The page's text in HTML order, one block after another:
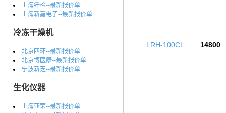
上海纤检--最新报价单
上海新嘉电子--最新报价单
冷冻干燥机
北京四环--最新报价单
北京博医康--最新报价单
宁波新芝--最新报价单
生化仪器
上海亚荣--最新报价单
LRH-100CL 14800